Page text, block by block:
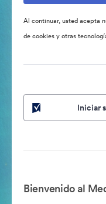
Al continuar, usted acepta
de cookies y otras
Iniciar
Bienvenido al